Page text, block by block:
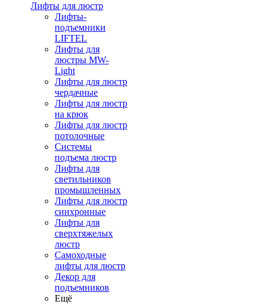
Лифты для люстр
Лифты-
подъемники
LIFTEL
Лифты для
люстры MW-
Light
Лифты для люстр
чердачные
Лифты для люстр
на крюк
Лифты для люстр
потолочные
Системы
подъема люстр
Лифты для
светильников
промышленных
Лифты для люстр
синхронные
Лифты для
сверхтяжелых
люстр
Самоходные
лифты для люстр
Декор для
подъемников
Ещё